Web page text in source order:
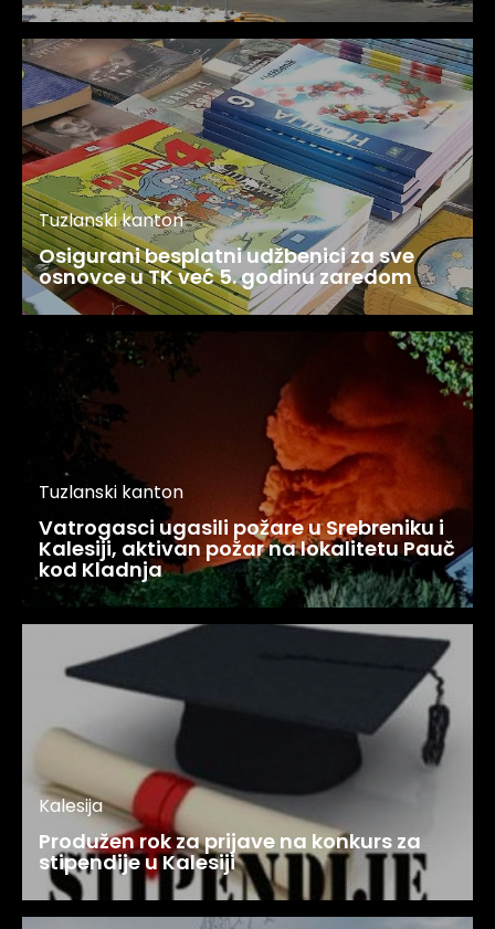
Tuzlanski kanton
Osigurani besplatni udžbenici za sve
osnovce u TK već 5. godinu zaredom
Tuzlanski kanton
Vatrogasci ugasili požare u Srebreniku i
Kalesiji, aktivan požar na lokalitetu Pauč
kod Kladnja
Kalesija
Produžen rok za prijave na konkurs za
stipendije u Kalesiji